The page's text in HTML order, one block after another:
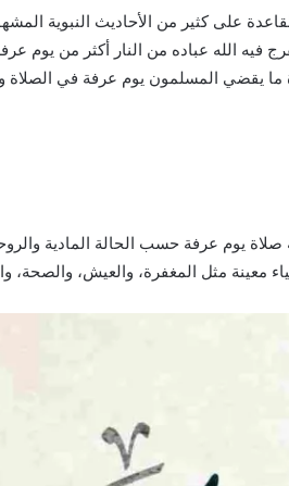
على كثير من الأحاديث النبوية
عباده من النار أكثر من يوم
يقضي المسلمون يوم عرفة في الصلاة
يوم عرفة حسب الحالة المادية
مثل المغفرة، والعيش، والصحة،